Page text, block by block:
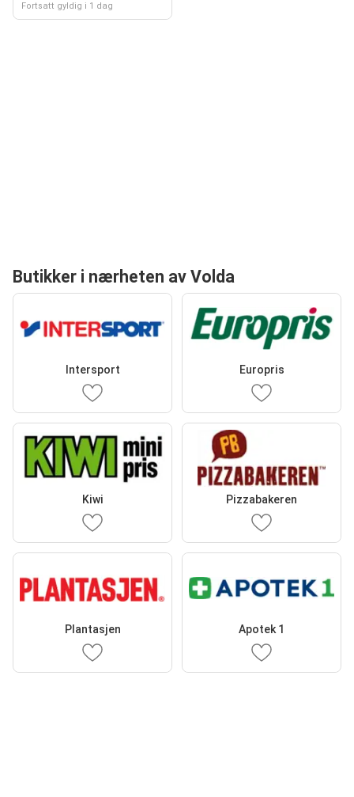
Fortsatt gyldig i 1 dag
Butikker i nærheten av Volda
Intersport Europris
Kiwi Pizzabakeren
Plantasjen Apotek 1